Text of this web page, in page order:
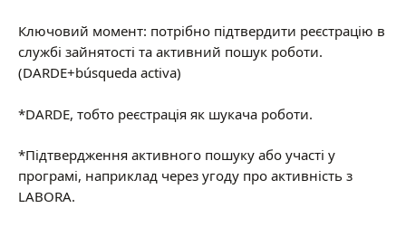
Ключовий момент: потрібно підтвердити реєстрацію в
службі зайнятості та активний пошук роботи.
(DARDE+búsqueda activa)
*DARDE, тобто реєстрація як шукача роботи.
*Підтвердження активного пошуку або участі у
програмі, наприклад через угоду про активність з
LABORA.